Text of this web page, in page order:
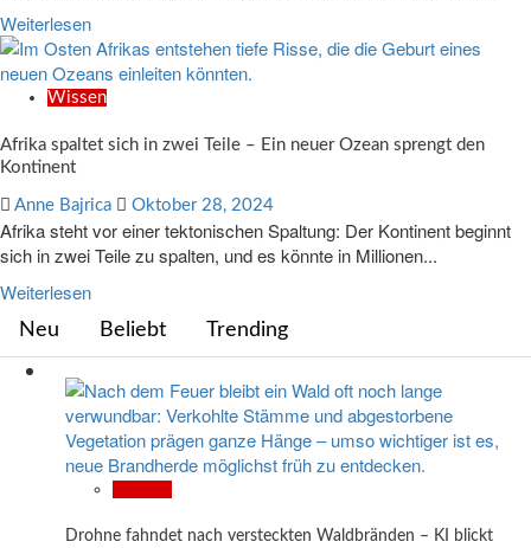
Weiterlesen
Wissen
Afrika spaltet sich in zwei Teile – Ein neuer Ozean sprengt den
Kontinent
Anne Bajrica Oktober 28, 2024
Afrika steht vor einer tektonischen Spaltung: Der Kontinent beginnt
sich in zwei Teile zu spalten, und es könnte in Millionen...
Weiterlesen
Neu Beliebt Trending
Drohne fahndet nach versteckten Waldbränden – KI blickt